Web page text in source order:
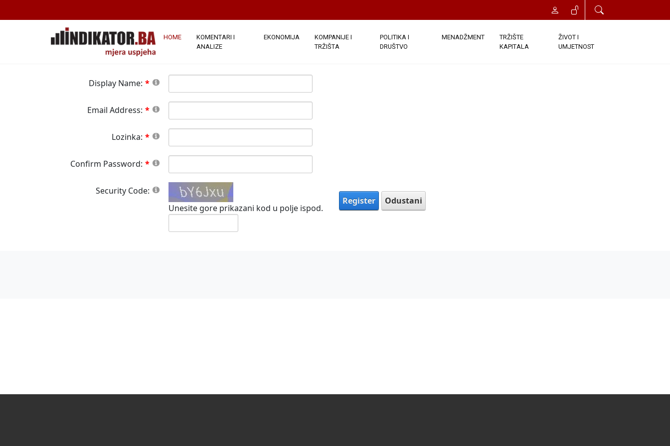
HOME
KOMENTARI I
ANALIZE
EKONOMIJA
KOMPANIJE I
TRŽIŠTA
POLITIKA I
DRUŠTVO
MENADŽMENT
TRŽIŠTE
KAPITALA
ŽIVOT I
UMJETNOST
Članstvo na ovoj stranici je javno. Nakon što su podaci o vašem računu dostavljeni, bit će vam odobren trenutni pristup
stranici.Sva polja označena crvenom zvjezdicom su obavezna.
button please wait until the system responds.)
Display Name:
Email Address:
Lozinka:
Confirm Password:
Security Code:
Unesite gore prikazani kod u polje ispod.
Register Odustani